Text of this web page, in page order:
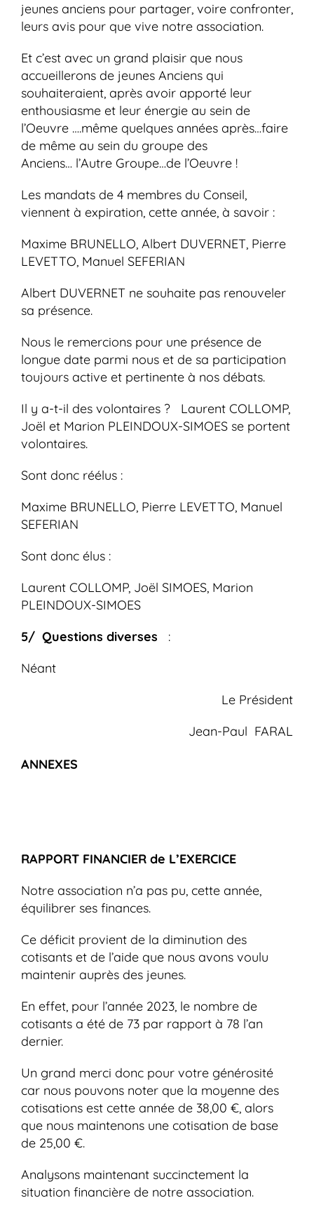
jeunes anciens pour partager, voire confronter,
leurs avis pour que vive notre association.
Et c’est avec un grand plaisir que nous
accueillerons de jeunes Anciens qui
souhaiteraient, après avoir apporté leur
enthousiasme et leur énergie au sein de
l’Oeuvre ….même quelques années après…faire
de même au sein du groupe des
Anciens… l’Autre Groupe…de l’Oeuvre !
Les mandats de 4 membres du Conseil,
viennent à expiration, cette année, à savoir :
Maxime BRUNELLO, Albert DUVERNET, Pierre
LEVETTO, Manuel SEFERIAN
Albert DUVERNET ne souhaite pas renouveler
sa présence.
Nous le remercions pour une présence de
longue date parmi nous et de sa participation
toujours active et pertinente à nos débats.
Il y a-t-il des volontaires ? Laurent COLLOMP,
Joël et Marion PLEINDOUX-SIMOES se portent
volontaires.
Sont donc réélus :
Maxime BRUNELLO, Pierre LEVETTO, Manuel
SEFERIAN
Sont donc élus :
Laurent COLLOMP, Joël SIMOES, Marion
PLEINDOUX-SIMOES
5/ Questions diverses
:
Néant
Le Président
Jean-Paul FARAL
ANNEXES
RAPPORT FINANCIER de L’EXERCICE
Notre association n’a pas pu, cette année,
équilibrer ses finances.
Ce déficit provient de la diminution des
cotisants et de l’aide que nous avons voulu
maintenir auprès des jeunes.
En effet, pour l’année 2023, le nombre de
cotisants a été de 73 par rapport à 78 l’an
dernier.
Un grand merci donc pour votre générosité
car nous pouvons noter que la moyenne des
cotisations est cette année de 38,00 €, alors
que nous maintenons une cotisation de base
de 25,00 €.
Analysons maintenant succinctement la
situation financière de notre association.